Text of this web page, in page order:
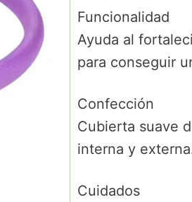
Funcionalidad
Ayuda al
para conseguir
Confección
Cubierta suave
interna y
Cuidados